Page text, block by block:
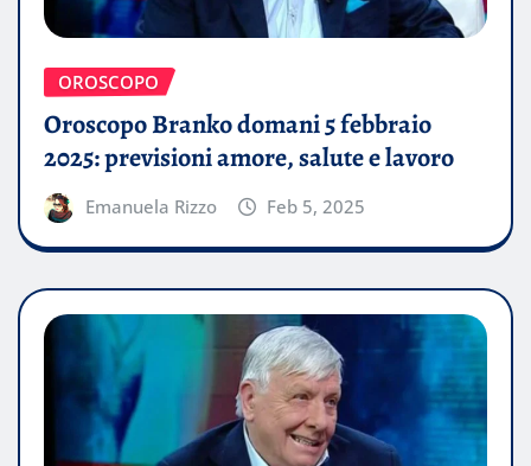
OROSCOPO
Oroscopo Branko domani 5 febbraio
2025: previsioni amore, salute e lavoro
Emanuela Rizzo Feb 5, 2025